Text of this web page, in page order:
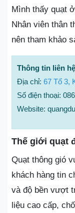
Mình thấy quạt
Nhân viên thân
nên tham khảo
Thông tin liên hệ
Địa chỉ: 67 Tổ 3,
Số điện thoại:
Website:
Thế giới quạt
Quạt thông gió
khách hàng tin
và độ bền vượt
liệu cao cấp,